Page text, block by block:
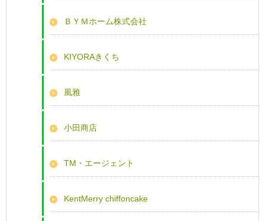
ＢＹＭホーム株式会社
KIYORAきくち
風雅
小田商店
TM・エージェント
KentMerry chiffoncake